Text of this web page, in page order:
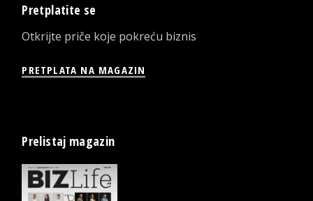
Pretplatite se
Otkrijte priče koje pokreću biznis
PRETPLATA NA MAGAZIN
Prelistaj magazin